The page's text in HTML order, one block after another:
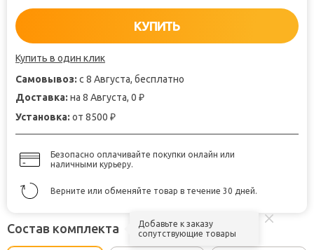
КУПИТЬ
Купить в один клик
Самовывоз: с 8 Августа, бесплатно
Доставка: на 8 Августа, 0 ₽
Установка: от 8500 ₽
Безопасно оплачивайте покупки онлайн или
наличными курьеру.
Верните или обменяйте товар в течение 30 дней.
Состав комплекта
Добавьте к заказу
сопутствующие товары